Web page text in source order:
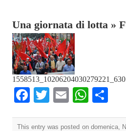
Una giornata di lotta »
Facebook
TwitterEmail
This entry was posted on domenica,